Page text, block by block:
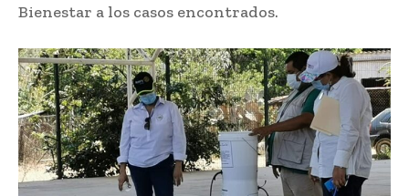
Bienestar a los casos encontrados.